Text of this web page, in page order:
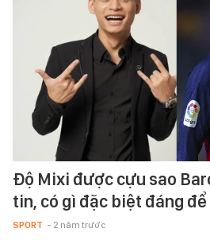
Độ Mixi được cựu sao
tin, có gì đặc biệt đáng
SPORT - 2 năm trước